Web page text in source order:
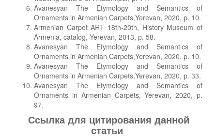
Avanesyan The Etymology and Semantics of
Ornaments in Armenian Carpets,Yerevan, 2020, p. 10.
Armenian Carpet ART 18th-20th, History Museum of
Armenia, catalog, Yerevan, 2013, p. 58.
Avanesyan The Etymology and Semantics of
Ornaments in Armenian Carpets,Yerevan, 2020, p. 10.
Avanesyan The Etymology and Semantics of
Ornaments in Armenian Carpets,Yerevan, 2020, p. 33.
Avanesyan The Etymology and Semantics of
Ornaments in Armenian Carpets, Yerevan, 2020, p.
97.
Ссылка для цитирования данной
статьи